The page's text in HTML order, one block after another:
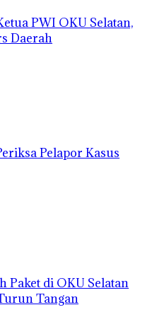
PWI OKU Selatan,
Daerah
Pelapor Kasus
Paket di OKU Selatan
Tangan